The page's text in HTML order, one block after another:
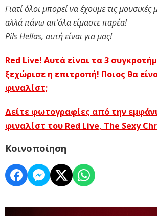
Γιατί όλοι μπορεί να έχουμε τις μουσικές
αλλά πάνω απ’όλα είμαστε παρέα!
Pils Hellas, αυτή είναι για μας!
Red Live! Αυτά είναι τα 3
ξεχώρισε η επιτροπή! Ποιος θα
φιναλίστ;
Δείτε φωτογραφίες από την
φιναλίστ του Red Live, The Sexy
Κοινοποίηση